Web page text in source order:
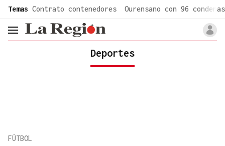
Temas Contrato contenedores Ourensano con 96 condenas
header.menu.open
Deportes
FÚTBOL